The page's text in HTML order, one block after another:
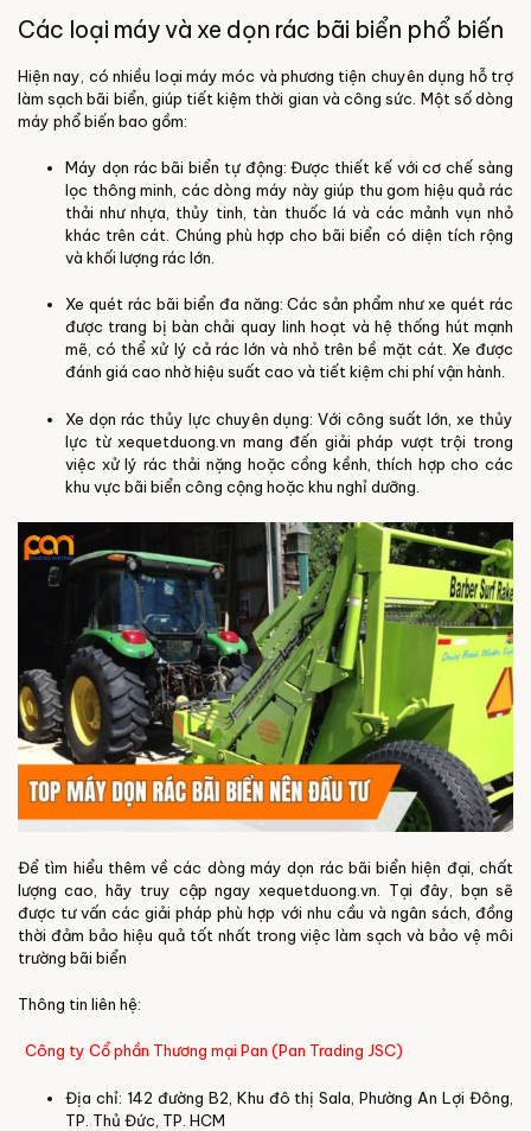
Các loại máy và xe dọn rác bãi biển phổ biến
Hiện nay, có nhiều loại máy móc và phương tiện chuyên dụng hỗ trợ
làm sạch bãi biển, giúp tiết kiệm thời gian và công sức. Một số dòng
máy phổ biến bao gồm:
Máy dọn rác bãi biển tự động: Được thiết kế với cơ chế sàng
lọc thông minh, các dòng máy này giúp thu gom hiệu quả rác
thải như nhựa, thủy tinh, tàn thuốc lá và các mảnh vụn nhỏ
khác trên cát. Chúng phù hợp cho bãi biển có diện tích rộng
và khối lượng rác lớn.
Xe quét rác bãi biển đa năng: Các sản phẩm như xe quét rác
được trang bị bàn chải quay linh hoạt và hệ thống hút mạnh
mẽ, có thể xử lý cả rác lớn và nhỏ trên bề mặt cát. Xe được
đánh giá cao nhờ hiệu suất cao và tiết kiệm chi phí vận hành.
Xe dọn rác thủy lực chuyên dụng: Với công suất lớn, xe thủy
lực từ xequetduong.vn mang đến giải pháp vượt trội trong
việc xử lý rác thải nặng hoặc cồng kềnh, thích hợp cho các
khu vực bãi biển công cộng hoặc khu nghỉ dưỡng.
Để tìm hiểu thêm về các dòng máy dọn rác bãi biển hiện đại, chất
lượng cao, hãy truy cập ngay xequetduong.vn . Tại đây, bạn sẽ
được tư vấn các giải pháp phù hợp với nhu cầu và ngân sách, đồng
thời đảm bảo hiệu quả tốt nhất trong việc làm sạch và bảo vệ môi
trường bãi biển
Thông tin liên hệ:
Công ty Cổ phần Thương mại Pan (Pan Trading JSC)
Địa chỉ: 142 đường B2, Khu đô thị Sala, Phường An Lợi Đông,
TP. Thủ Đức, TP. HCM